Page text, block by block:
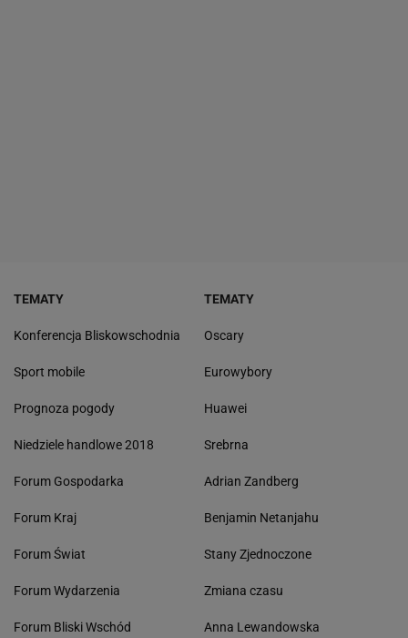
TEMATY
Konferencja Bliskowschodnia
Sport mobile
Prognoza pogody
Niedziele handlowe 2018
Forum Gospodarka
Forum Kraj
Forum Świat
Forum Wydarzenia
Forum Bliski Wschód
TEMATY
Oscary
Eurowybory
Huawei
Srebrna
Adrian Zandberg
Benjamin Netanjahu
Stany Zjednoczone
Zmiana czasu
Anna Lewandowska